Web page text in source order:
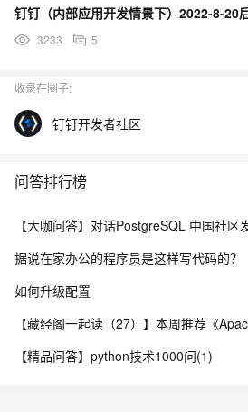
3233 5
收录在圈子:
钉钉开发者社区
问答排行榜
据说在家办公的程序员是这样写代码的？
如何升级配置
【精品问答】python技术1000问(1)